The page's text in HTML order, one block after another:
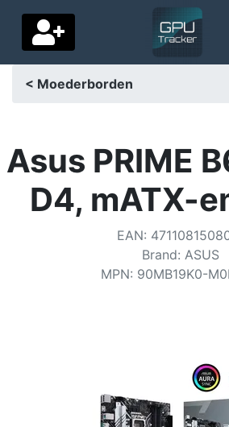
Favoriete bezorgland
Startpagina
Prijs daalt
Categorieën
< Moederborden
Asus PRIME
D4, mATX-
EAN:
Brand: ASUS
MPN: 90MB19K0-